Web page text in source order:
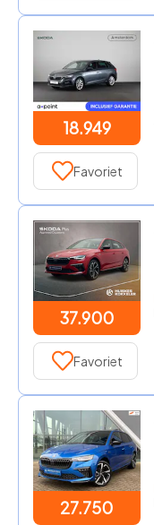
18.949
Favoriet
37.900
Favoriet
27.750